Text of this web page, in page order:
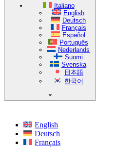
Italiano
English
Deutsch
Français
Español
Português
Nederlands
Suomi
Svenska
日本語
한국어
English
Deutsch
Français